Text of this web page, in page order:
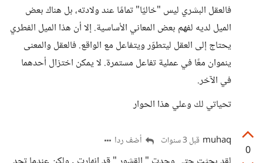
فالعقل البشري ليس "خاليًا" تمامًا عند ولادته، بل هناك بعض
الميل لديه لفهم بعض المعاني الأساسية. إلا أن هذا الميل الفطري
يحتاج إلى العقل ليتطوّر ويتفاعل مع الواقع. فالعقل والمعنى
ينموان معًا في عملية تفاعل مستمرة. لا يمكن اختزال أحدهما
في الآخر.
تحياتي لك وعلي هذا الحوار
0
muhaq قبل 3 سنوات أضف ردا